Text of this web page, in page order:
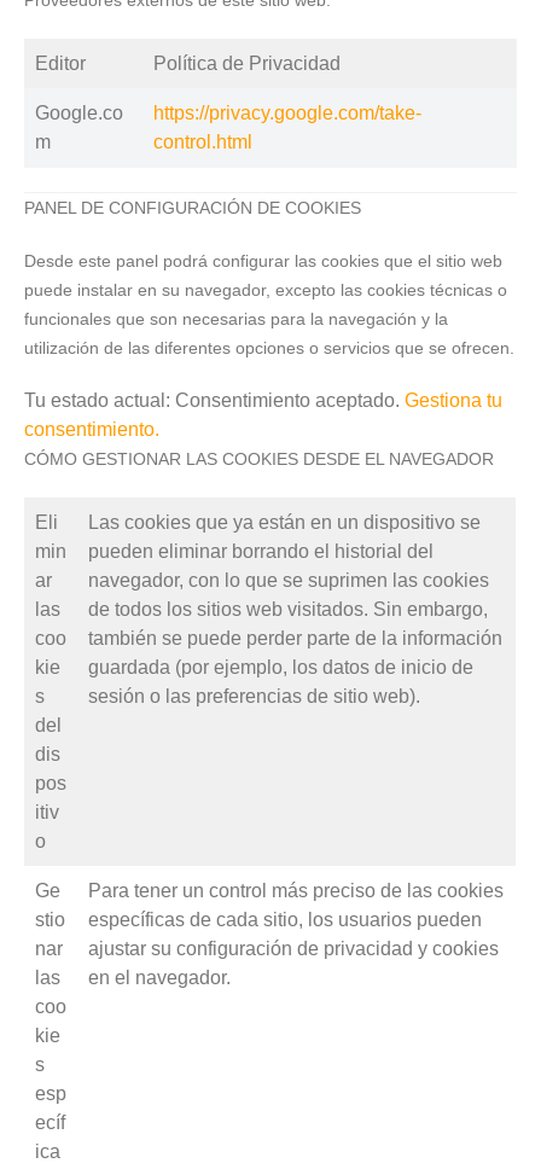
Editor Política de Privacidad
Google.co
m
https://privacy.google.com/take-
control.html
PANEL DE CONFIGURACIÓN DE COOKIES
Desde este panel podrá configurar las cookies que el sitio web
puede instalar en su navegador, excepto las cookies técnicas o
funcionales que son necesarias para la navegación y la
utilización de las diferentes opciones o servicios que se ofrecen.
Tu estado actual: Consentimiento aceptado. Gestiona tu
consentimiento.
CÓMO GESTIONAR LAS COOKIES DESDE EL NAVEGADOR
Eli
min
ar
las
coo
kie
s
del
dis
pos
itiv
o
Las cookies que ya están en un dispositivo se
pueden eliminar borrando el historial del
navegador, con lo que se suprimen las cookies
de todos los sitios web visitados. Sin embargo,
también se puede perder parte de la información
guardada (por ejemplo, los datos de inicio de
sesión o las preferencias de sitio web).
Ge
stio
nar
las
coo
kie
s
esp
ecíf
ica
Para tener un control más preciso de las cookies
específicas de cada sitio, los usuarios pueden
ajustar su configuración de privacidad y cookies
en el navegador.